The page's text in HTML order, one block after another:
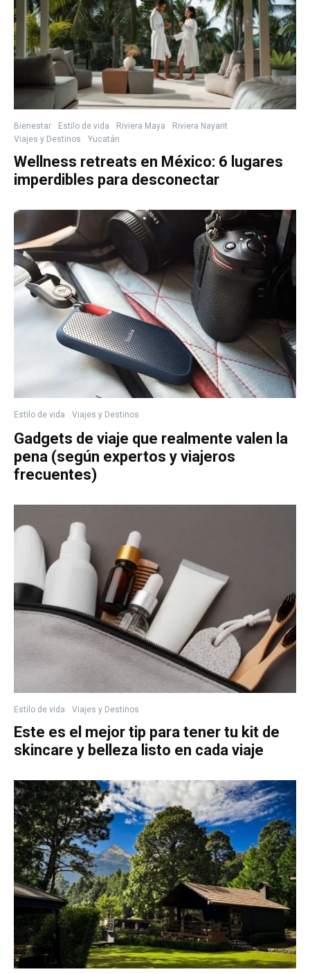
Bienestar Estilo de vida Riviera Maya
Riviera Nayarit
Viajes y Destinos
Yucatán
Wellness retreats en México: 6 lugares
imperdibles para desconectar
Estilo de vida Viajes y Destinos
Gadgets de viaje que realmente valen la
pena (según expertos y viajeros
frecuentes)
Estilo de vida Viajes y Destinos
Este es el mejor tip para tener tu kit de
skincare y belleza listo en cada viaje